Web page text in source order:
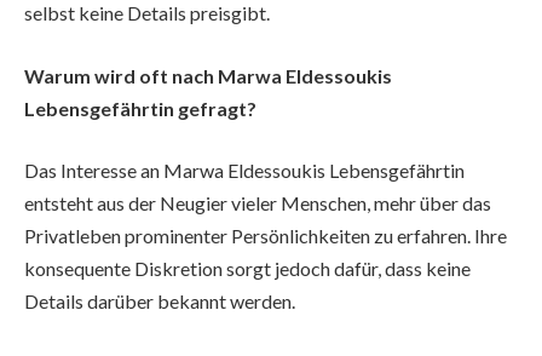
selbst keine Details preisgibt.
Warum wird oft nach Marwa Eldessoukis
Lebensgefährtin gefragt?
Das Interesse an Marwa Eldessoukis Lebensgefährtin
entsteht aus der Neugier vieler Menschen, mehr über das
Privatleben prominenter Persönlichkeiten zu erfahren. Ihre
konsequente Diskretion sorgt jedoch dafür, dass keine
Details darüber bekannt werden.